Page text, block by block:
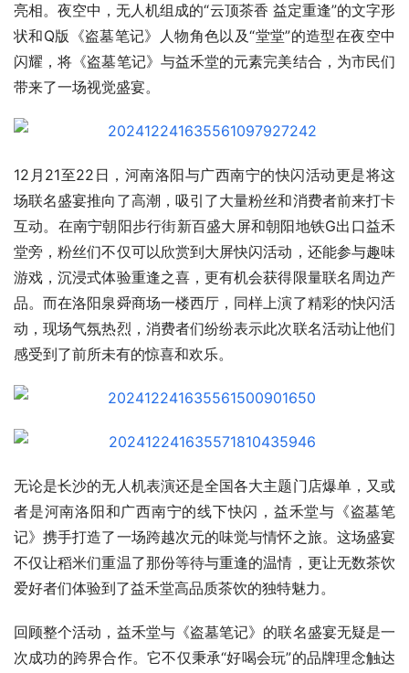
亮相。夜空中，无人机组成的“云顶茶香 益定重逢”的文字形
状和Q版《盗墓笔记》人物角色以及“堂堂”的造型在夜空中
闪耀，将《盗墓笔记》与益禾堂的元素完美结合，为市民们
带来了一场视觉盛宴。
12月21至22日，河南洛阳与广西南宁的快闪活动更是将这
场联名盛宴推向了高潮，吸引了大量粉丝和消费者前来打卡
互动。在南宁朝阳步行街新百盛大屏和朝阳地铁G出口益禾
堂旁，粉丝们不仅可以欣赏到大屏快闪活动，还能参与趣味
游戏，沉浸式体验重逢之喜，更有机会获得限量联名周边产
品。而在洛阳泉舜商场一楼西厅，同样上演了精彩的快闪活
动，现场气氛热烈，消费者们纷纷表示此次联名活动让他们
感受到了前所未有的惊喜和欢乐。
无论是长沙的无人机表演还是全国各大主题门店爆单，又或
者是河南洛阳和广西南宁的线下快闪，益禾堂与《盗墓笔
记》携手打造了一场跨越次元的味觉与情怀之旅。这场盛宴
不仅让稻米们重温了那份等待与重逢的温情，更让无数茶饮
爱好者们体验到了益禾堂高品质茶饮的独特魅力。
回顾整个活动，益禾堂与《盗墓笔记》的联名盛宴无疑是一
次成功的跨界合作。它不仅秉承“好喝会玩”的品牌理念触达